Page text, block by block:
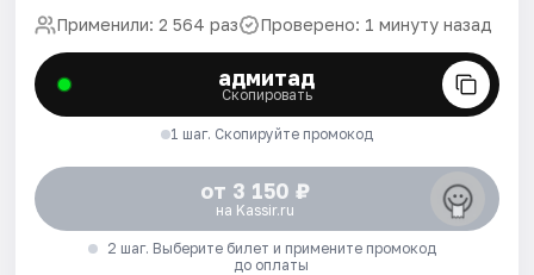
Применили: 2 564 раз Проверено: 1 минуту назад
адмитад
Скопировать
1 шаг. Скопируйте промокод
от 3 150 ₽
на Kassir.ru
2 шаг. Выберите билет и примените промокод
до оплаты